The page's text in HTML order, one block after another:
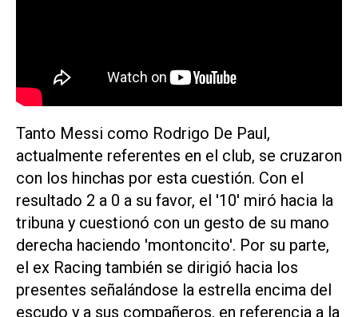
Tanto Messi como Rodrigo De Paul,
actualmente referentes en el club, se cruzaron
con los hinchas por esta cuestión. Con el
resultado 2 a 0 a su favor, el '10' miró hacia la
tribuna y cuestionó con un gesto de su mano
derecha haciendo 'montoncito'. Por su parte,
el ex Racing también se dirigió hacia los
presentes señalándose la estrella encima del
escudo y a sus compañeros, en referencia a la